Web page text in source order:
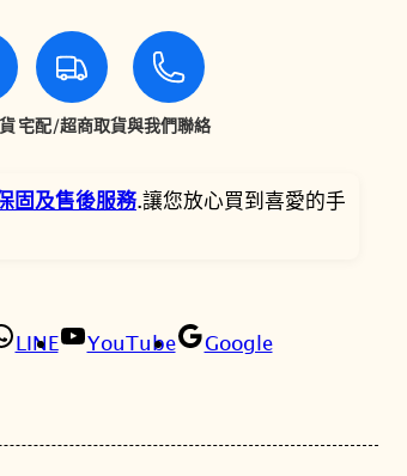
T
$
5
,
3
宅配/超商取貨與我們聯絡
固及售後服務.讓您放心買到喜愛的手
LINE YouTube Google